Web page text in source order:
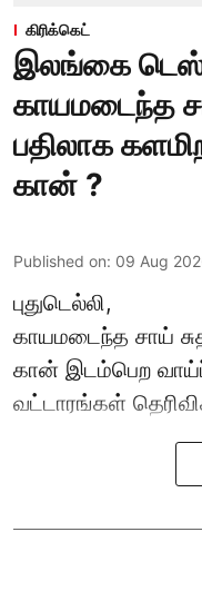
கிரிக்கெட்
இலங்கை
காயமடைந்த
பதிலாக
கான் ?
Published on: 09 Aug
புதுடெல்லி,
காயமடைந்த சாய்
கான் இடம்பெற
வட்டாரங்கள்